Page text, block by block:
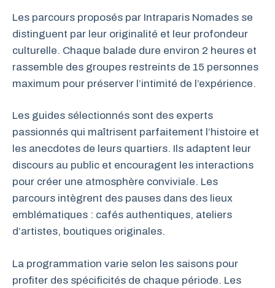
Les parcours proposés par Intraparis Nomades se
distinguent par leur originalité et leur profondeur
culturelle. Chaque balade dure environ 2 heures et
rassemble des groupes restreints de 15 personnes
maximum pour préserver l’intimité de l’expérience.
Les guides sélectionnés sont des experts
passionnés qui maîtrisent parfaitement l’histoire et
les anecdotes de leurs quartiers. Ils adaptent leur
discours au public et encouragent les interactions
pour créer une atmosphère conviviale. Les
parcours intègrent des pauses dans des lieux
emblématiques : cafés authentiques, ateliers
d’artistes, boutiques originales.
La programmation varie selon les saisons pour
profiter des spécificités de chaque période. Les